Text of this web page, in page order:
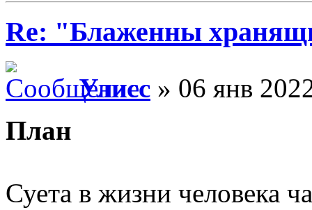
Re: "Блаженны
Улисс » 06 янв
План
Суета в жизни человека